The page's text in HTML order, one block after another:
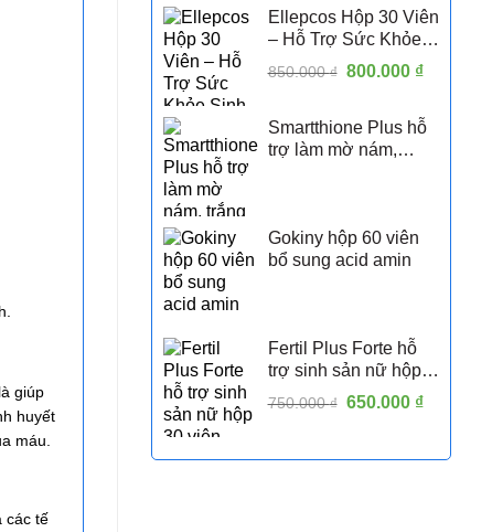
Nữ
là:
1.200.000 ₫.
tại
là:
1.100.000 ₫.
Ellepcos Hộp 30 Viên
– Hỗ Trợ Sức Khỏe
Sinh Sản Nữ, Hỗ Trợ
Phụ Nữ PCOS
850.000₫ Giá
850.000 ₫.
800.000 ₫
tại
Smartthione Plus hỗ
trợ làm mờ nám,
Gokiny hộp 60 viên
bổ sung acid amin
Fertil Plus Forte hỗ
trợ sinh sản nữ hộp
750.000₫ Giá
650.000 ₫
giúp
huyết
máu.
các tế